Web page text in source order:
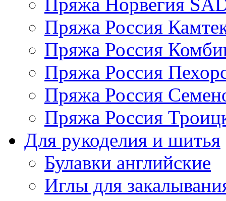
Пряжа Россия
Пряжа Россия
Пряжа Россия
Пряжа Россия
Пряжа Россия
Для рукоделия и шитья
Булавки английские
Иглы для